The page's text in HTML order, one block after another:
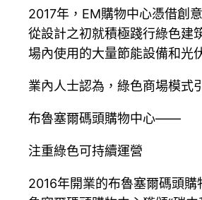
2017年，EM購物中心憑借創
從設計之初就積極踐行綠色建
場內使用的大量節能設備和光
業內人士認為，綠色商場模式
布魯塞爾碼頭購物中心——
注重綠色可持續運營
2016年開業的布魯塞爾碼頭